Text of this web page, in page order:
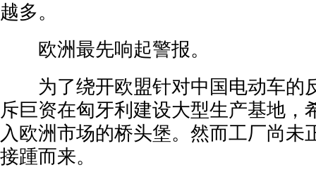
越多。
欧洲最先响起警报。
为了绕开欧盟针对中国电动车的
斥巨资在匈牙利建设大型生产基地，
入欧洲市场的桥头堡。然而工厂尚未
接踵而来。